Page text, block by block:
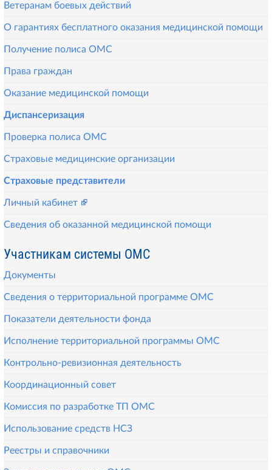
Ветеранам боевых действий
О гарантиях бесплатного оказания медицинской помощи
Получение полиса ОМС
Права граждан
Оказание медицинской помощи
Диспансеризация
Проверка полиса ОМС
Страховые медицинские организации
Страховые представители
Личный кабинет
Сведения об оказанной медицинской помощи
Участникам системы ОМС
Документы
Сведения о территориальной программе ОМС
Показатели деятельности фонда
Исполнение территориальной программы ОМС
Контрольно-ревизионная деятельность
Координационный совет
Комиссия по разработке ТП ОМС
Использование средств НСЗ
Реестры и справочники